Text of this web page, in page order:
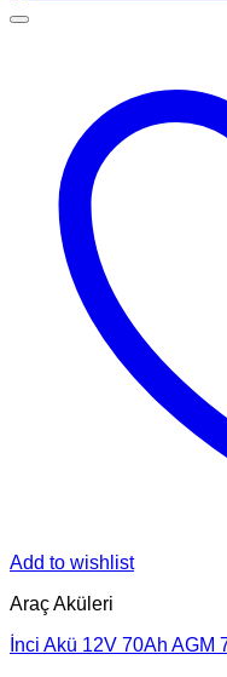
Add to wishlist
Araç Aküleri
İnci Akü 12V 70Ah AGM